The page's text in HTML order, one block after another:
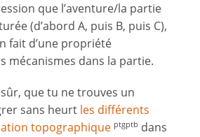
que l’aventure/la partie
(d’abord A, puis B, puis C),
fait d’une propriété
mécanismes dans la partie.
que tu ne trouves un
sans heurt les différents
topographique ptgptb dans